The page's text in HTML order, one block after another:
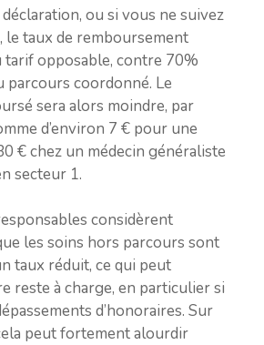
déclaration, ou si vous ne suivez
le taux de remboursement
tarif opposable, contre 70%
parcours coordonné. Le
sera alors moindre, par
d’environ 7 € pour une
€ chez un médecin généraliste
secteur 1.
considèrent
les soins hors parcours sont
taux réduit, ce qui peut
reste à charge, en particulier si
d’honoraires. Sur
peut fortement alourdir